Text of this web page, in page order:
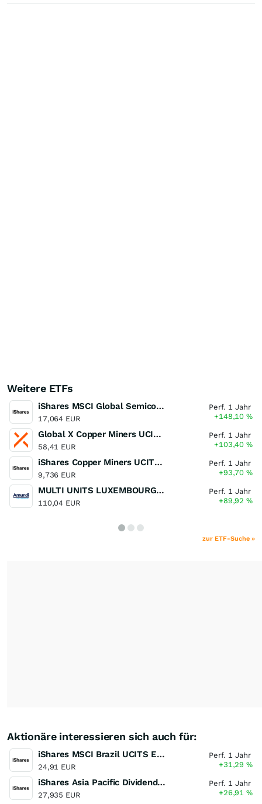
Weitere ETFs
iShares MSCI Global Semiconductors UCITS ETF USD (Acc)
17,064 EUR
Perf. 1 Jahr
+148,10%
Global X Copper Miners UCITS ETF USD Acc
58,41 EUR
Perf. 1 Jahr
+103,40%
iShares Copper Miners UCITS ETF
9,736 EUR
Perf. 1 Jahr
+93,70%
MULTI UNITS LUXEMBOURG - Lyxor MSCI Semiconductors ESG Filtered
110,04 EUR
Perf. 1 Jahr
+89,92%
zur ETF-Suche »
Aktionäre interessieren sich auch für:
iShares MSCI Brazil UCITS ETF (Dist)
24,91 EUR
Perf. 1 Jahr
+31,29%
iShares Asia Pacific Dividend UCITS ETF
27,935 EUR
Perf. 1 Jahr
+26,91%